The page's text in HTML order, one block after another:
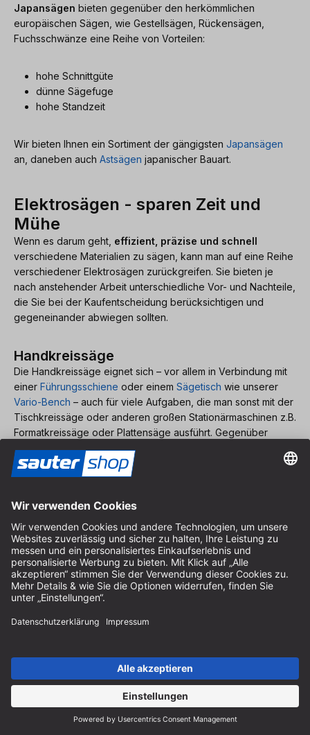
Japansägen bieten gegenüber den herkömmlichen
europäischen Sägen, wie Gestellsägen, Rückensägen,
Fuchsschwänze eine Reihe von Vorteilen:
hohe Schnittgüte
dünne Sägefuge
hohe Standzeit
Wir bieten Ihnen ein Sortiment der gängigsten Japansägen
an, daneben auch Astsägen japanischer Bauart.
Elektrosägen - sparen Zeit und
Mühe
Wenn es darum geht, effizient, präzise und schnell
verschiedene Materialien zu sägen, kann man auf eine Reihe
verschiedener Elektrosägen zurückgreifen. Sie bieten je
nach anstehender Arbeit unterschiedliche Vor- und Nachteile,
die Sie bei der Kaufentscheidung berücksichtigen und
gegeneinander abwiegen sollten.
Handkreissäge
Die Handkreissäge eignet sich – vor allem in Verbindung mit
einer Führungsschiene oder einem Sägetisch wie unserer
Vario-Bench – auch für viele Aufgaben, die man sonst mit der
Tischkreissäge oder anderen großen Stationärmaschinen z.B.
Formatkreissäge oder Plattensäge ausführt. Gegenüber
diesen hat sie jedoch den
sodass sie auch immer dann zum Einsatz kommt, wenn es in
der Werkstatt oder andernorts um
Ihnenkabelgebundene und akkubetriebene
Handkreissägender Hersteller Festool, Mafell und Trend mit
dem jeweiligen Zubehör.
Tauchsäge
Die Tauchkreissäge ähnelt in vielen Hinsichten der
dass sie nicht von einer Kante des Werkstücks her in das
in die Mitte von Platten sägen – man denke
etwa an die Aussparungen für Kochfelder und ähnliches in
. Die andersartige Konstruktion der
Tauchsäge bietet jedoch auch weitere Vorteile. So ist die